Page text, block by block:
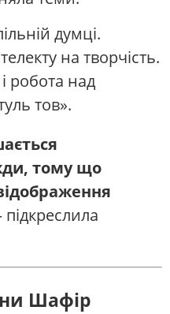
думці.
на творчість.
робота над
тов».
тому що
Шафір